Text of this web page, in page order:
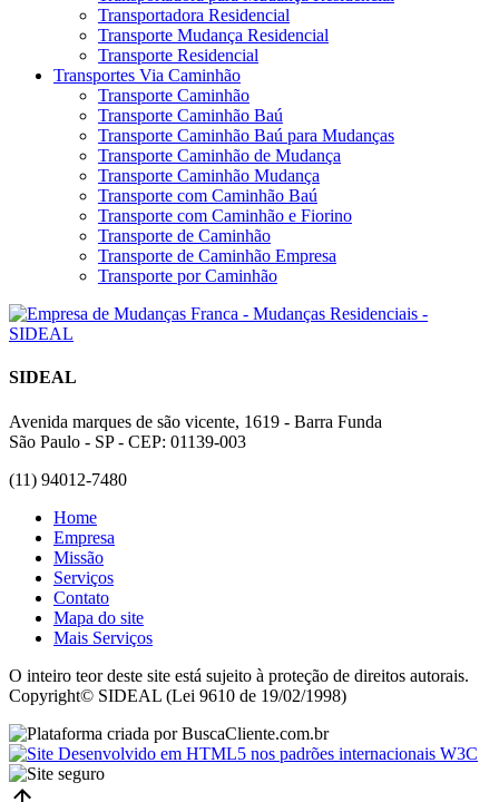
Transportadora Residencial
Transporte Mudança Residencial
Transporte Residencial
Transportes Via Caminhão
Transporte Caminhão
Transporte Caminhão Baú
Transporte Caminhão Baú para Mudanças
Transporte Caminhão de Mudança
Transporte Caminhão Mudança
Transporte com Caminhão Baú
Transporte com Caminhão e Fiorino
Transporte de Caminhão
Transporte de Caminhão Empresa
Transporte por Caminhão
SIDEAL
Avenida marques de são vicente, 1619 - Barra Funda
São Paulo - SP - CEP: 01139-003
(11) 94012-7480
Home
Empresa
Missão
Serviços
Contato
Mapa do site
Mais Serviços
O inteiro teor deste site está sujeito à proteção de direitos autorais.
Copyright© SIDEAL (Lei 9610 de 19/02/1998)